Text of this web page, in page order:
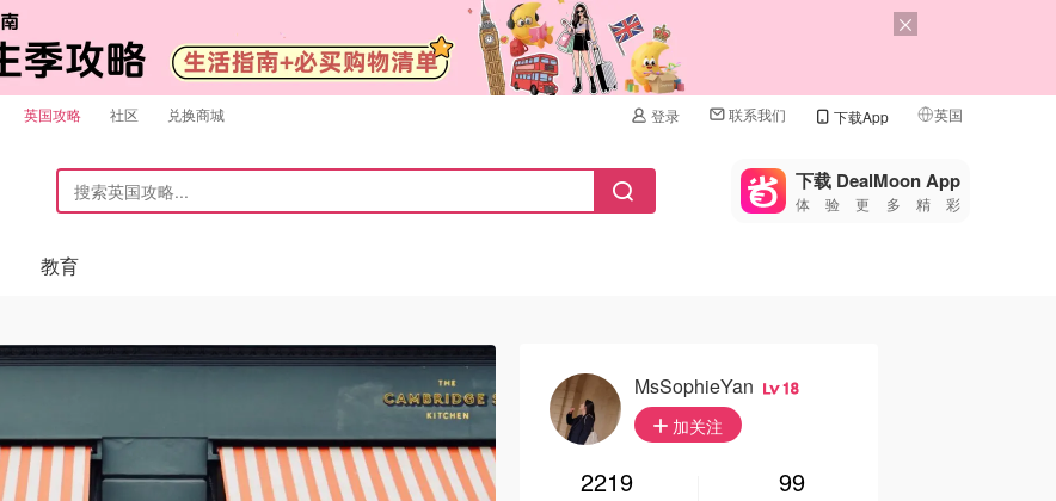
英国攻略 社区 兑换商城 登录 联系我们 下载App 英国
🇺🇸
🇨🇳 中国
下载 DealMoon App
体验更多精彩
教育
MsSophieYan 18
加关注
2219 99